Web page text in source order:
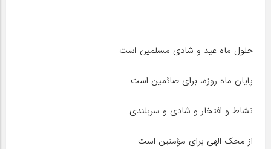
=====================
حلول ماه عید و شادی مسلمین است
پایان ماه روزه، برای صائمین است
نشاط و افتخار و شادی و سربلندی
از محک الهی برای مؤمنین است